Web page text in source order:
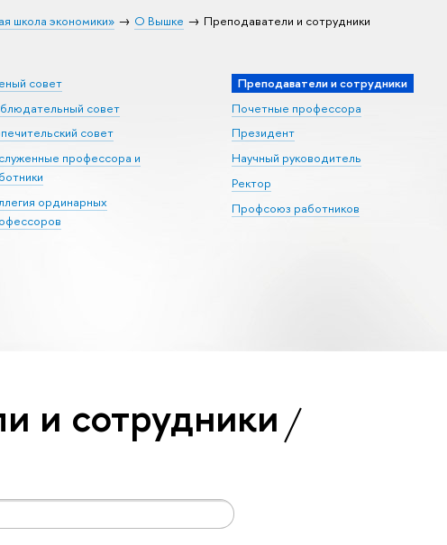
школа экономики» О Вышке Преподаватели и сотрудники
совет
совет
совет
профессора и
ординарных
Преподаватели и сотрудники
Почетные профессора
Президент
Научный руководитель
Ректор
Профсоюз работников
и сотрудники